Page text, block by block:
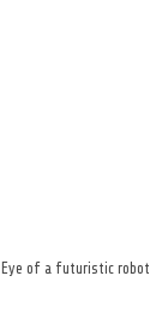
Eye of a futuristic robot